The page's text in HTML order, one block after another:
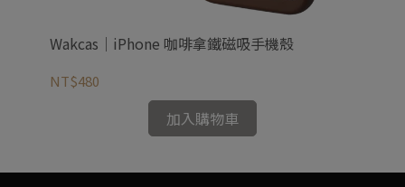
Wakcas｜iPhone 咖啡拿鐵磁吸手機殼
NT$480
加入購物車